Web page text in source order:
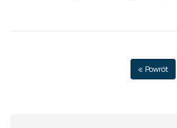
« Powrót